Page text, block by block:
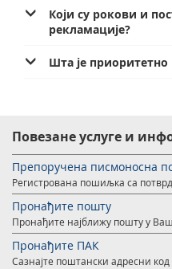
Који су рокови и
рекламације?
Шта је
Повезане услуге и
Препоручена писмоносна
Регистрована пошиљка са
Пронађите пошту
Пронађите најближу пошту у
Пронађите ПАК
Сазнајте поштански адресни код